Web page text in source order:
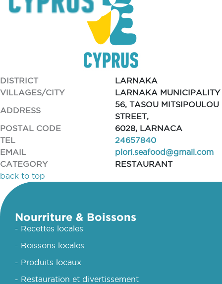
DISTRICT
LARNAKA
VILLAGES/CITY
LARNAKA MUNICIPALITY
ADDRESS
56, TASOU MITSIPOULOU
STREET,
POSTAL CODE
6028, LARNACA
TEL
24657840
EMAIL
plori.seafood@gmail.com
CATEGORY
RESTAURANT
back to top
Nourriture & Boissons
- Recettes locales
- Boissons locales
- Produits locaux
- Restauration et divertissement